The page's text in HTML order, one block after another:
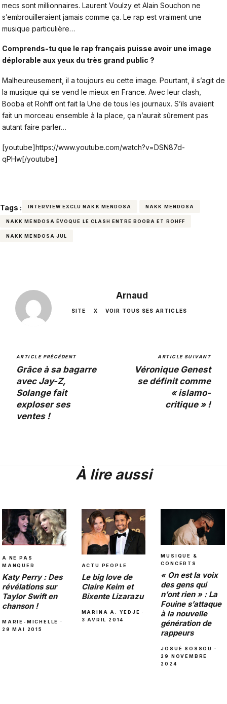
mecs sont millionnaires. Laurent Voulzy et Alain Souchon ne
s’embrouilleraient jamais comme ça. Le rap est vraiment une
musique particulière…
Comprends-tu que le rap français puisse avoir une image
déplorable aux yeux du très grand public ?
Malheureusement, il a toujours eu cette image. Pourtant, il s’agit de
la musique qui se vend le mieux en France. Avec leur clash,
Booba et Rohff ont fait la Une de tous les journaux. S’ils avaient
fait un morceau ensemble à la place, ça n’aurait sûrement pas
autant faire parler…
[youtube]https://www.youtube.com/watch?v=DSN87d-
qPHw[/youtube]
Tags : INTERVIEW EXCLU NAKK MENDOSA NAKK MENDOSA
NAKK MENDOSA ÉVOQUE LE CLASH ENTRE BOOBA ET ROHFF
NAKK MENDOSA JUL
Arnaud
SITE X VOIR TOUS SES ARTICLES
ARTICLE PRÉCÉDENT
Grâce à sa bagarre
avec Jay-Z,
Solange fait
exploser ses
ventes !
ARTICLE SUIVANT
Véronique Genest
se définit comme
« islamo-
critique » !
À lire aussi
A NE PAS
MANQUER
Katy Perry : Des
révélations sur
Taylor Swift en
chanson !
MARIE-MICHELLE ·
29 MAI 2015
ACTU PEOPLE
Le big love de
Claire Keim et
Bixente Lizarazu
MARINA A. YEDJE ·
3 AVRIL 2014
MUSIQUE &
CONCERTS
« On est la voix
des gens qui
n’ont rien » : La
Fouine s’attaque
à la nouvelle
génération de
rappeurs
JOSUÉ SOSSOU ·
29 NOVEMBRE
2024